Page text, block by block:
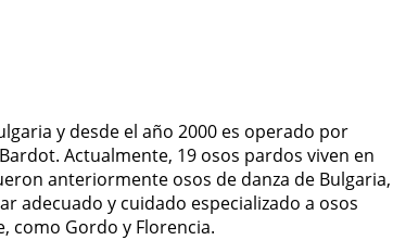
y desde el año 2000 es operado por
Actualmente, 19 osos pardos viven en
anteriormente osos de danza de Bulgaria,
adecuado y cuidado especializado a osos
como Gordo y Florencia.